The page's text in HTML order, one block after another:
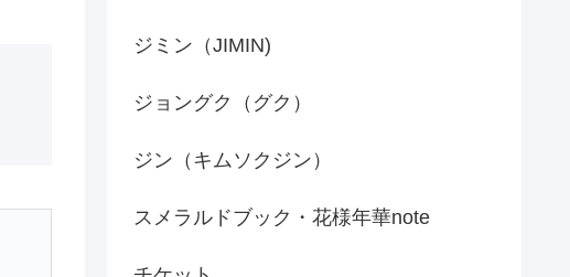
ジミン（JIMIN)
ジョングク（グク）
ジン（キムソクジン）
スメラルドブック・花様年華note